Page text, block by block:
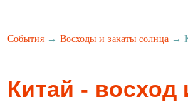
События → Восходы и закаты солнца →
Китай - восход